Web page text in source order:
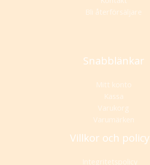
Bli återförsäljare
Snabblänkar
Mitt konto
Kassa
Varukorg
Varumärken
Villkor och policy
Integritetspolicy